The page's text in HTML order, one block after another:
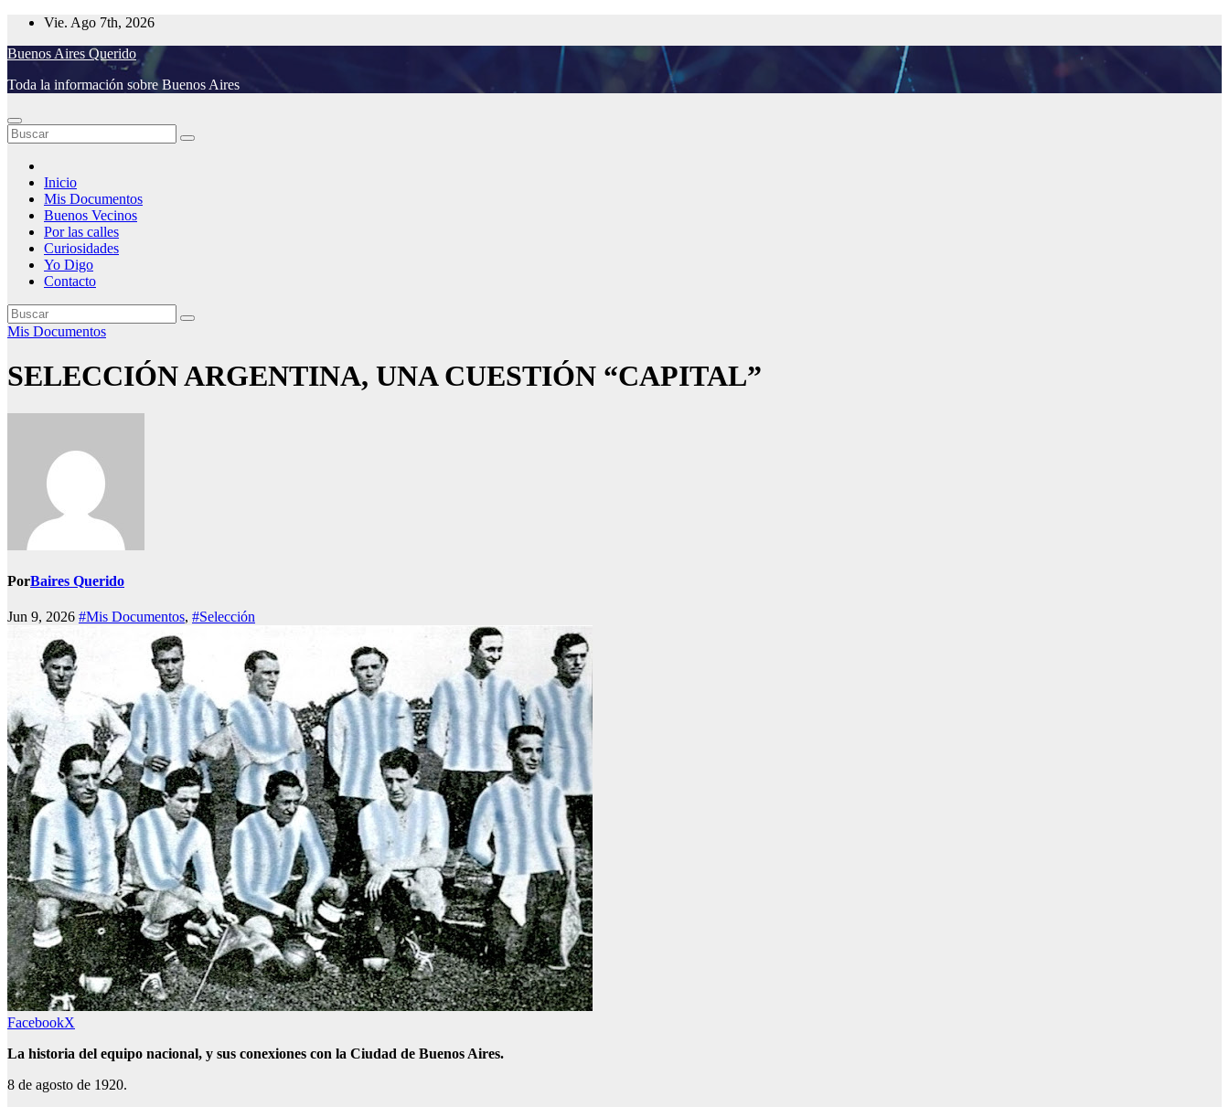
Saltar
contenido
Vie. Ago 7th, 2026
Buenos Aires Querido
Toda la información sobre Buenos Aires
Inicio
Mis Documentos
Buenos Vecinos
Por las calles
Curiosidades
Yo Digo
Contacto
Mis Documentos
SELECCIÓN ARGENTINA, UNA CUESTIÓN “CAPITAL”
PorBaires Querido
Jun 9, 2026 #Mis Documentos, #Selección
FacebookX
La historia del equipo nacional, y sus conexiones con la Ciudad de Buenos Aires.
8 de agosto de 1920.